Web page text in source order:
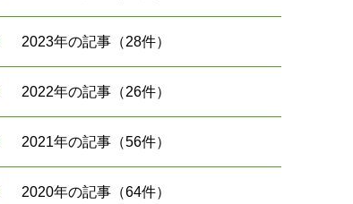
2023年の記事（28件）
2022年の記事（26件）
2021年の記事（56件）
2020年の記事（64件）